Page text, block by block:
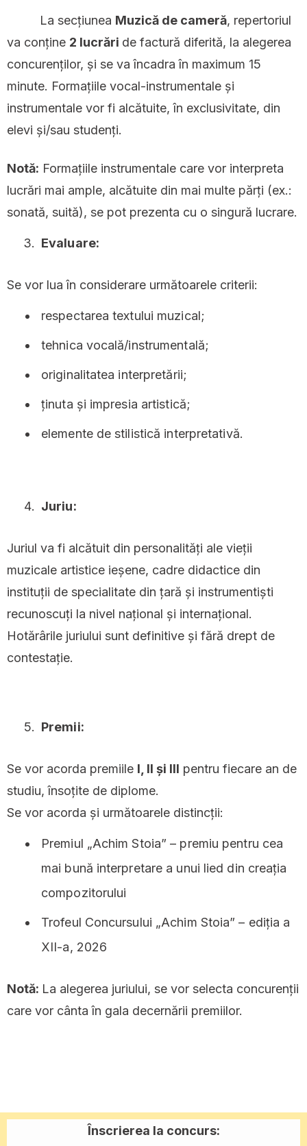
La secțiunea Muzică de cameră, repertoriul
va conține 2 lucrări de factură diferită, la alegerea
concurenților, și se va încadra în maximum 15
minute. Formațiile vocal-instrumentale și
instrumentale vor fi alcătuite, în exclusivitate, din
elevi și/sau studenți.
Notă: Formațiile instrumentale care vor interpreta
lucrări mai ample, alcătuite din mai multe părți (ex.:
sonată, suită), se pot prezenta cu o singură lucrare.
Evaluare:
Se vor lua în considerare următoarele criterii:
respectarea textului muzical;
tehnica vocală/instrumentală;
originalitatea interpretării;
ținuta și impresia artistică;
elemente de stilistică interpretativă.
Juriu:
Juriul va fi alcătuit din personalități ale vieții
muzicale artistice ieșene, cadre didactice din
instituții de specialitate din țară și instrumentiști
recunoscuți la nivel național și internațional.
Hotărârile juriului sunt definitive și fără drept de
contestație.
Premii:
Se vor acorda premiile I, II și III pentru fiecare an de
studiu, însoțite de diplome.
Se vor acorda și următoarele distincții:
Premiul „Achim Stoia” – premiu pentru cea
mai bună interpretare a unui lied din creația
compozitorului
Trofeul Concursului „Achim Stoia” – ediția a
XII-a, 2026
Notă: La alegerea juriului, se vor selecta concurenții
care vor cânta în gala decernării premiilor.
Înscrierea la concurs: